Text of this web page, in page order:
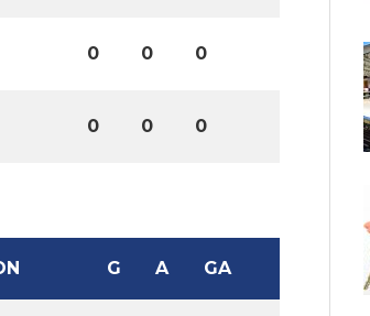
0 0 0
0 0 0
G A GA